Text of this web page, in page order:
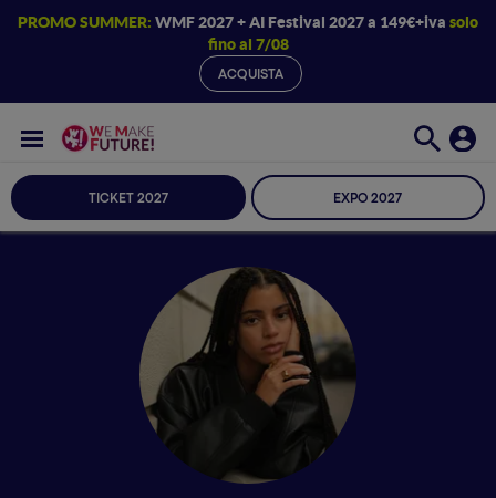
PROMO SUMMER: WMF 2027 + AI Festival 2027 a 149€+iva solo
fino al 7/08
ACQUISTA
TICKET 2027 EXPO 2027